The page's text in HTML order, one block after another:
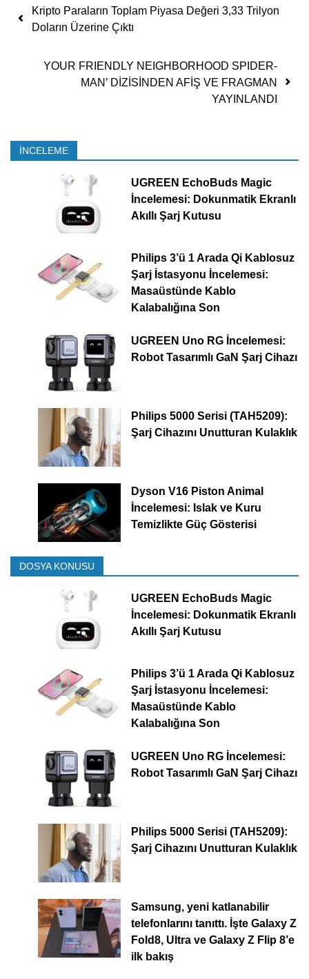
Yazı dolaşımı
Kripto Paraların Toplam Piyasa Değeri 3,33 Trilyon
Doların Üzerine Çıktı
YOUR FRIENDLY NEIGHBORHOOD SPIDER-
MAN’ DİZİSİNDEN AFİŞ VE FRAGMAN
YAYINLANDI
İNCELEME
UGREEN EchoBuds Magic
İncelemesi: Dokunmatik Ekranlı
Akıllı Şarj Kutusu
Philips 3’ü 1 Arada Qi Kablosuz
Şarj İstasyonu İncelemesi:
Masaüstünde Kablo
Kalabalığına Son
UGREEN Uno RG İncelemesi:
Robot Tasarımlı GaN Şarj Cihazı
Philips 5000 Serisi (TAH5209):
Şarj Cihazını Unutturan Kulaklık
Dyson V16 Piston Animal
İncelemesi: Islak ve Kuru
Temizlikte Güç Gösterisi
DOSYA KONUSU
UGREEN EchoBuds Magic
İncelemesi: Dokunmatik Ekranlı
Akıllı Şarj Kutusu
Philips 3’ü 1 Arada Qi Kablosuz
Şarj İstasyonu İncelemesi:
Masaüstünde Kablo
Kalabalığına Son
UGREEN Uno RG İncelemesi:
Robot Tasarımlı GaN Şarj Cihazı
Philips 5000 Serisi (TAH5209):
Şarj Cihazını Unutturan Kulaklık
Samsung, yeni katlanabilir
telefonlarını tanıttı. İşte Galaxy Z
Fold8, Ultra ve Galaxy Z Flip 8’e
ilk bakış